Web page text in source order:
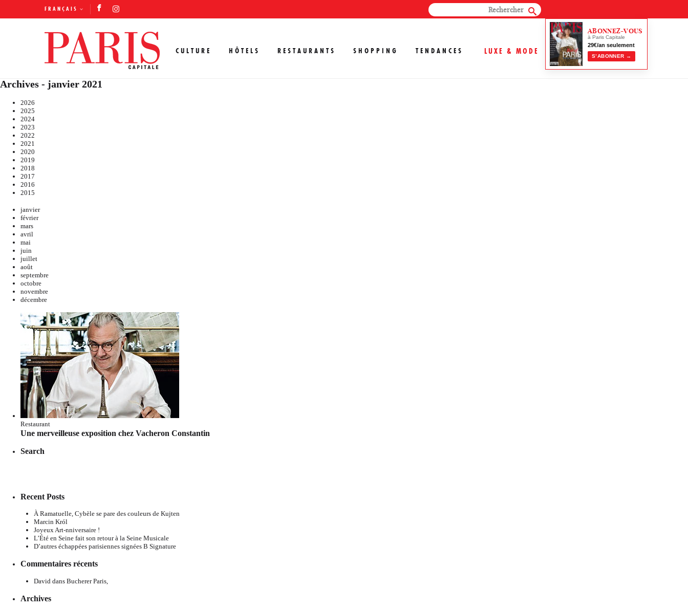
FRANÇAIS
CULTURE HÔTELS RESTAURANTS SHOPPING TENDANCES LUXE & MODE
ABONNEZ-VOUS
à Paris Capitale
29€/an seulement
S’ABONNER →
Archives - janvier 2021
2026
2025
2024
2023
2022
2021
2020
2019
2018
2017
2016
2015
janvier
février
mars
avril
mai
juin
juillet
août
septembre
octobre
novembre
décembre
Restaurant
Une merveilleuse exposition chez Vacheron Constantin
Search
Recent Posts
À Ramatuelle, Cybèle se pare des couleurs de Kujten
Marcin Król
Joyeux Art-nniversaire !
L’Été en Seine fait son retour à la Seine Musicale
D’autres échappées parisiennes signées B Signature
Commentaires récents
David dans Bucherer Paris,
Archives